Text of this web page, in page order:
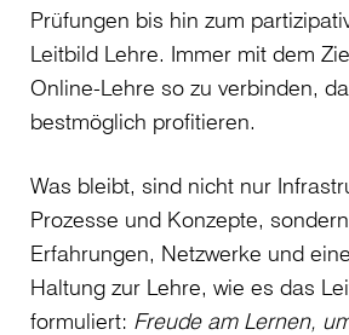
Prüfungen bis hin zum
Leitbild Lehre. Immer mit dem
Online-Lehre so zu verbinden,
bestmöglich profitieren.
Was bleibt, sind nicht nur
Prozesse und Konzepte,
Erfahrungen, Netzwerke und
Haltung zur Lehre, wie es das
formuliert: Freude am Lernen,